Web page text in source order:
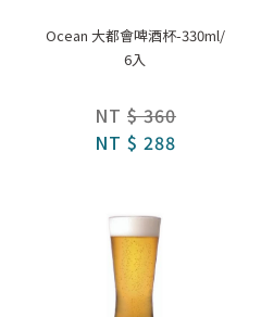
Ocean 大都會啤酒杯-330ml/
6入
NT $ 360
NT $ 288